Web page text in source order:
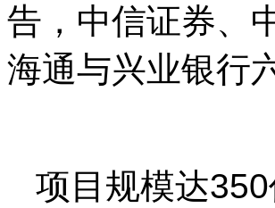
告，中信证券、
海通与兴业银行
项目规模达